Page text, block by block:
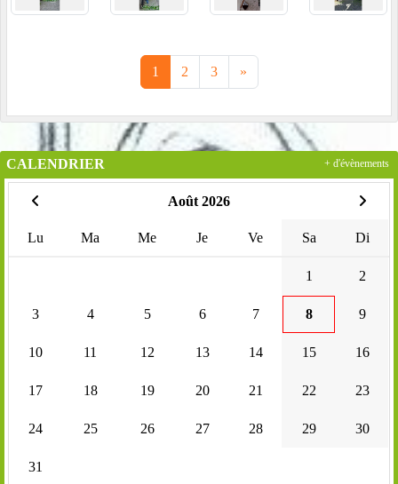
1 2 3 »
CALENDRIER
Août 2026
Lu Ma Me Je Ve Sa Di
1 2
3 4 5 6 7 8 9
10 11 12 13 14 15 16
17 18 19 20 21 22 23
24 25 26 27 28 29 30
31
+ d'évènements